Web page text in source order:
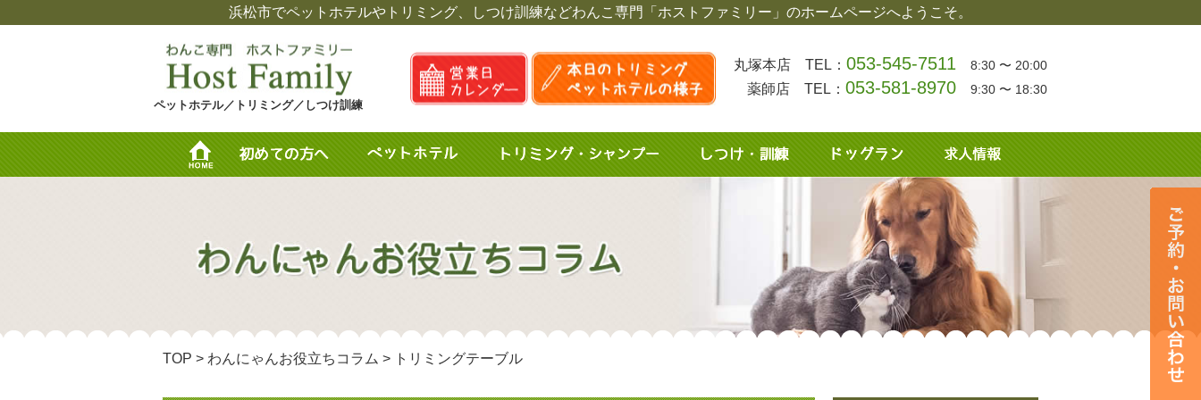
浜松市でペットホテルやトリミング、しつけ訓練などわんこ専門「ホストファミリー」のホームページへようこそ。
ペットホテル／トリミング／しつけ訓練
丸塚本店 TEL： 053-545-7511 8:30 〜 20:00
薬師店 TEL： 053-581-8970 9:30 〜 18:30
TOP > わんにゃんお役立ちコラム > トリミングテーブル